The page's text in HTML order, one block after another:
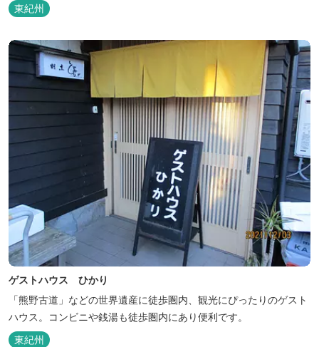
東紀州
ゲストハウス ひかり
「熊野古道」などの世界遺産に徒歩圏内、観光にぴったりのゲスト
ハウス。コンビニや銭湯も徒歩圏内にあり便利です。
東紀州